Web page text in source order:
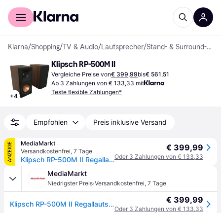
Für Shopper
Klarna/Shopping/TV & Audio/Lautsprecher/ Stand- & Surround-Lautsprecher
+4
Klipsch RP-500M II
Vergleiche Preise von€ 399,99bis€ 561,51
Ab 3 Zahlungen von € 133,33 mit
Teste flexible Zahlungen*
Empfohlen Preis inklusive Versand
ANZEIGE
MediaMarkt
Versandkostenfrei, 7 Tage
Klipsch RP-500M II Regallautsprecher (Paar), Schwarz
€ 399,99
Oder 3 Zahlungen von € 133,33
MediaMarkt
Niedrigster Preis·Versandkostenfrei, 7 Tage
Klipsch RP-500M II Regallautsprecher (Paar), Schwarz € 399,99
Oder 3 Zahlungen von € 133,33